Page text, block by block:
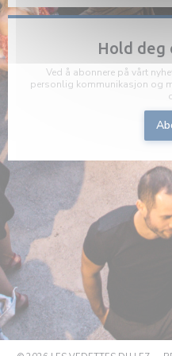
Hold
Ved å abonnere på vårt
personlig kommunikasjon og